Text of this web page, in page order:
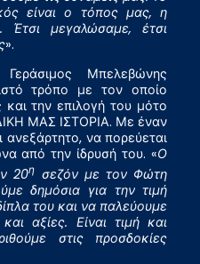
είναι ο τόπος μας, η
μεγαλώσαμε, έτσι
».
Μπελεβώνης
τρόπο με τον οποίο
την επιλογή του μότο
ΜΑΣ ΙΣΤΟΡΙΑ. Με έναν
να πορεύεται
από την ίδρυσή του. «Ο
20η σεζόν με τον Φώτη
δημόσια για την τιμή
του και να παλεύουμε
αξίες. Είναι τιμή και
στις προσδοκίες